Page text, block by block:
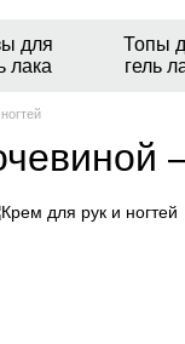
для
лака
Топы
гель